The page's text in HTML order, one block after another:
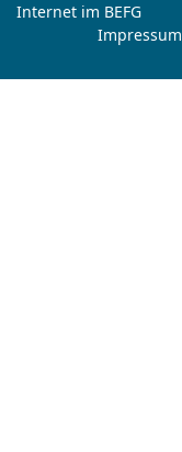
Internet im BEFG
Impressum